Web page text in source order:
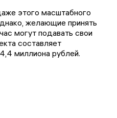
этого масштабного
желающие принять
могут подавать свои
составляет
миллиона рублей.